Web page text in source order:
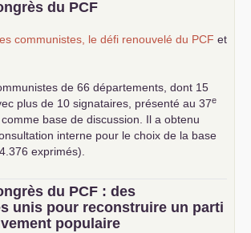
du PCF
communistes, le défi renouvelé du PCF et
de 66 départements, dont 15
plus de 10 signataires, présenté au 37e
comme base de discussion. Il a obtenu
interne pour le choix de la base
exprimés).
du PCF : des
unis pour reconstruire un parti
populaire